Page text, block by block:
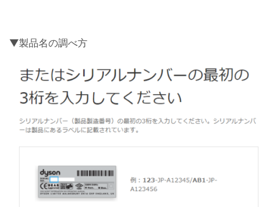
▼製品名の調べ方